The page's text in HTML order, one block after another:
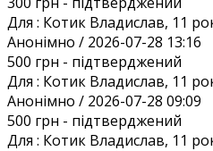
Для : Котик Владислав, 11
Анонiмно / 2026-07-28 13:16
500 грн - підтверджений
Для : Котик Владислав, 11
Анонiмно / 2026-07-28 09:09
500 грн - підтверджений
Для : Котик Владислав, 11